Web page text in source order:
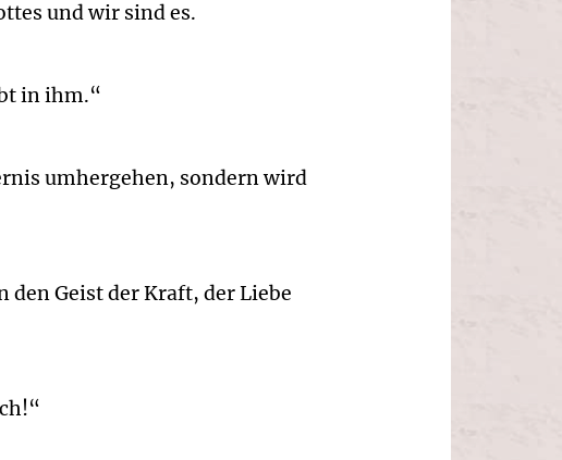
und wir sind es.
in ihm.“
umhergehen, sondern wird
den Geist der Kraft, der Liebe